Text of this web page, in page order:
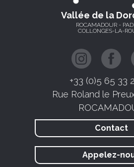
Vallée de la
ROCAMADOUR -
COLLONGES-LA-
+33 (0)5 65 33
Rue Roland le
Contact
Appelez-